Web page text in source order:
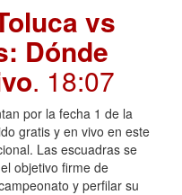
vs
Dónde
. 18:07
por la fecha 1 de la
gratis y en vivo en este
Las escuadras se
objetivo firme de
y perfilar su